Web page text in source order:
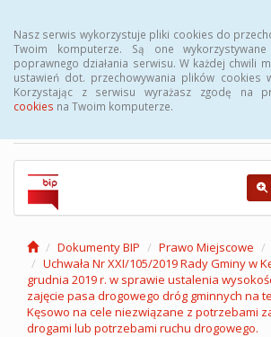
Nasz serwis wykorzystuje pliki cookies do
Twoim komputerze. Są one
poprawnego działania serwisu. W każdej chwili
ustawień dot. przechowywania plików cookies
Korzystając z serwisu wyrażasz zgodę na
cookies na Twoim komputerze.
Biuletyn
Publicznej Gminy
Dokumenty BIP Prawo Miejscowe
Uchwała Nr XXI/105/2019 Rady Gminy w
grudnia 2019 r. w sprawie ustalenia
zajęcie pasa drogowego dróg gminnych na
Kęsowo na cele niezwiązane z potrzebami
drogami lub potrzebami ruchu drogowego.